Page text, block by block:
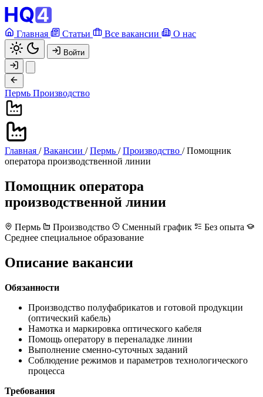
Главная Статьи Все вакансии О нас
Войти
Пермь Производство
Главная / Вакансии / Пермь / Производство / Помощник
оператора производственной линии
Помощник оператора
производственной линии
Пермь Производство Сменный график
Без опыта
Среднее специальное образование
Описание вакансии
Обязанности
Производство полуфабрикатов и готовой продукции
(оптический кабель)
Намотка и маркировка оптического кабеля
Помощь оператору в переналадке линии
Выполнение сменно-суточных заданий
Соблюдение режимов и параметров технологического
процесса
Требования